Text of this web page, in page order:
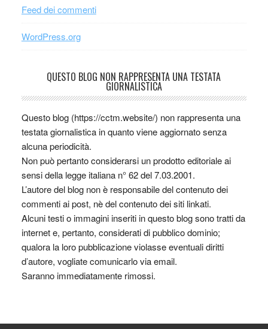
Feed dei commenti
WordPress.org
QUESTO BLOG NON RAPPRESENTA UNA TESTATA
GIORNALISTICA
Questo blog (https://cctm.website/) non rappresenta una
testata giornalistica in quanto viene aggiornato senza
alcuna periodicità.
Non può pertanto considerarsi un prodotto editoriale ai
sensi della legge italiana n° 62 del 7.03.2001.
L’autore del blog non è responsabile del contenuto dei
commenti ai post, nè del contenuto dei siti linkati.
Alcuni testi o immagini inseriti in questo blog sono tratti da
internet e, pertanto, considerati di pubblico dominio;
qualora la loro pubblicazione violasse eventuali diritti
d’autore, vogliate comunicarlo via email.
Saranno immediatamente rimossi.